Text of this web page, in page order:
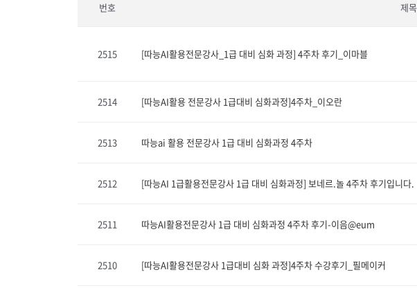
번호 제목
2515 [따능AI활용전문강사_1급 대비 심화 과정] 4주차 후기_이마블
2514 [따능AI활용 전문강사 1급대비 심화과정]4주차_이오란
2513 따능ai 활용 전문강사 1급 대비 심화과정 4주차
2512 [따능AI 1급활용전문강사 1급 대비 심화과정] 보네르.놀 4주차 후기입니다.
2511 따능AI활용전문강사 1급 대비 심화과정 4주차 후기-이음@eum
2510 [따능AI활용전문강사 1급대비 심화 과정]4주차 수강후기_필메이커